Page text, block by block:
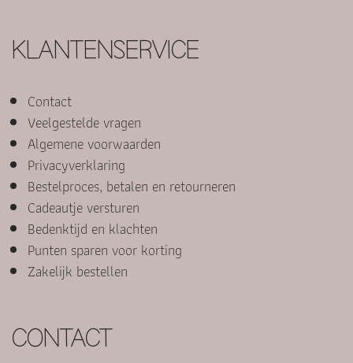
KLANTENSERVICE
Contact
Veelgestelde vragen
Algemene voorwaarden
Privacyverklaring
Bestelproces, betalen en retourneren
Cadeautje versturen
Bedenktijd en klachten
Punten sparen voor korting
Zakelijk bestellen
CONTACT